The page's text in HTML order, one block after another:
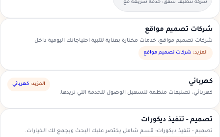
شركة تنظيف شقق: خدمة سريعة مع
تواصل مباشر ومعاينة حسب الحاجة.
شركات تصميم مواقع
شركات تصميم مواقع: خدمات مختارة بعناية لتلبية احتياجاتك اليومية داخل
السعودية.
المزيد: شركات تصميم مواقع
كهربائي
كهربائي: تصنيفات منظمة لتسهيل الوصول للخدمة التي تريدها.
المزيد: كهربائي
تصميم - تنفيذ ديكورات
تصميم - تنفيذ ديكورات: قسم شامل يختصر عليك البحث ويجمع لك الخيارات.